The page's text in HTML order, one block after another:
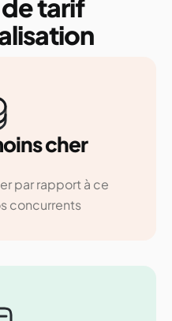
tarif
cher
par rapport à ce
concurrents